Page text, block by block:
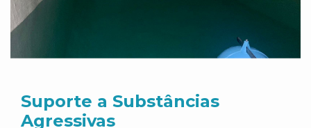
Suporte a Substâncias
Agressivas